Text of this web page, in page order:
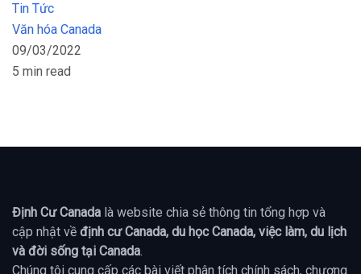
Tin Tức
Văn hóa Canada
09/03/2022
5 min read
Định Cư Canada là website chia sẻ thông tin tổng hợp và
cập nhật về định cư Canada, du học Canada, việc làm, du lịch
và đời sống tại Canada.
Chúng tôi cung cấp các bài viết phân tích chính sách, chương